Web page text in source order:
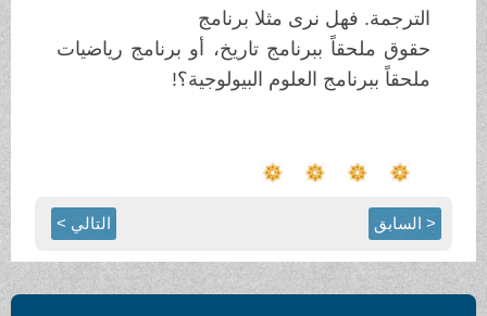
الترجمة. فهل نرى مثلا برنامج
حقوق ملحقاً ببرنامج تاريخ، أو برنامج رياضيات
ملحقاً ببرنامج العلوم البيولوجية؟!
< السابق التالي >